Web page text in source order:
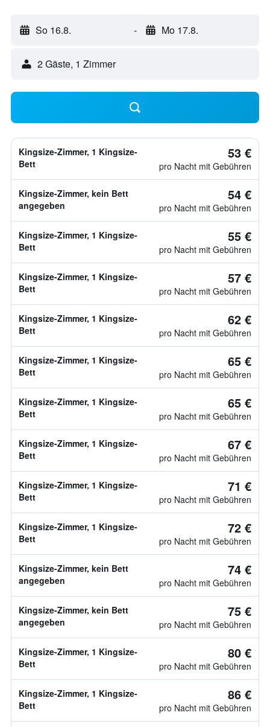
So 16.8. - Mo 17.8.
2 Gäste, 1 Zimmer
Kingsize-Zimmer, 1 Kingsize-
Bett
53 €
pro Nacht mit Gebühren
Kingsize-Zimmer, kein Bett
angegeben
54 €
pro Nacht mit Gebühren
Kingsize-Zimmer, 1 Kingsize-
Bett
55 €
pro Nacht mit Gebühren
Kingsize-Zimmer, 1 Kingsize-
Bett
57 €
pro Nacht mit Gebühren
Kingsize-Zimmer, 1 Kingsize-
Bett
62 €
pro Nacht mit Gebühren
Kingsize-Zimmer, 1 Kingsize-
Bett
65 €
pro Nacht mit Gebühren
Kingsize-Zimmer, 1 Kingsize-
Bett
65 €
pro Nacht mit Gebühren
Kingsize-Zimmer, 1 Kingsize-
Bett
67 €
pro Nacht mit Gebühren
Kingsize-Zimmer, 1 Kingsize-
Bett
71 €
pro Nacht mit Gebühren
Kingsize-Zimmer, 1 Kingsize-
Bett
72 €
pro Nacht mit Gebühren
Kingsize-Zimmer, kein Bett
angegeben
74 €
pro Nacht mit Gebühren
Kingsize-Zimmer, kein Bett
angegeben
75 €
pro Nacht mit Gebühren
Kingsize-Zimmer, 1 Kingsize-
Bett
80 €
pro Nacht mit Gebühren
Kingsize-Zimmer, 1 Kingsize-
Bett
86 €
pro Nacht mit Gebühren